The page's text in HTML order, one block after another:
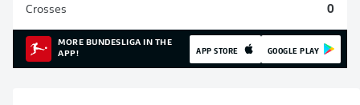
Crosses 0
MORE BUNDESLIGA IN THE
APP!
APP STORE GOOGLE PLAY